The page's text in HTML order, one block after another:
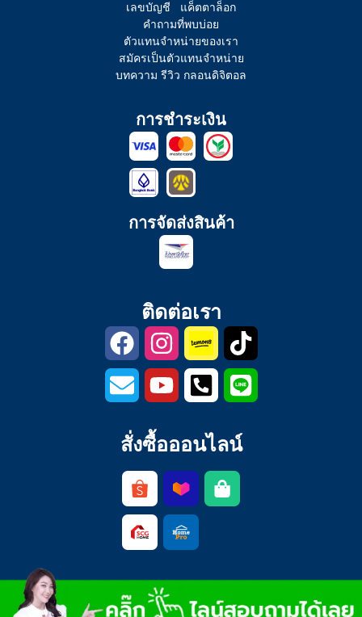
เลขบัญชี
แค็ตตาล็อก
คำถามที่พบบ่อย
ตัวแทนจำหน่ายของเรา
สมัครเป็นตัวแทนจำหน่าย
บทความ รีวิว กลอนดิจิตอล
การชำระเงิน
การจัดส่งสินค้า
ติดต่อเรา
สั่งซื้อออนไลน์